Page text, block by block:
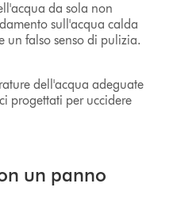
da sola non
sull'acqua calda
un falso senso di pulizia.
dell'acqua adeguate
progettati per uccidere
un panno